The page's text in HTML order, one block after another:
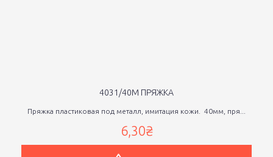
4031/40М ПРЯЖКА
Пряжка пластиковая под металл, имитация кожи. 40мм, пря...
6,30₴